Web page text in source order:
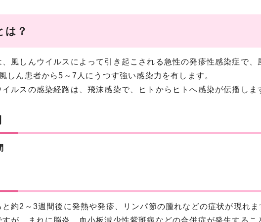
は？
風しんウイルスによって引き起こされる急性の発疹性感染症で、
しん患者から5～7人にうつす強い感染力を有します。
ルスの感染経路は、飛沫感染で、ヒトからヒトへ感染が伝播しま
約2～3週間後に発熱や発疹、リンパ節の腫れなどの症状が現れま